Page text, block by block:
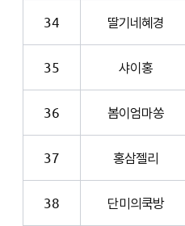
34 딸기네혜경
35 샤이홍
36 봄이엄마쏭
37 홍삼젤리
38 단미의쿡방